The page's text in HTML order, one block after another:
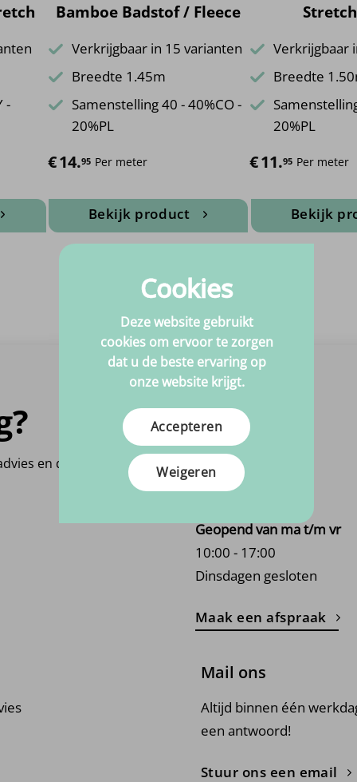
-
Bamboe Badstof / Fleece
Verkrijgbaar in 15 varianten
Breedte 1.45m
Samenstelling 40 - 40%CO -
20%PL
€14.95 Per meter
Bekijk product
Dit
heeft
meerdere
variaties.
optie
kan
gekozen
worden
op
de
Verkrijgbaar
Breedte
20%PL
€11.95 Per meter
Bekijk
en denken graag
Bezoek onze
Showroom
Meulenveldt 3
5451 HV, Mill
Geopend van ma t/m vr
10:00 - 17:00
Dinsdagen gesloten
Maak een afspraak
Mail ons
Altijd binnen één
een antwoord!
Stuur ons een email
Cookies
Deze website gebruikt
cookies om ervoor te zorgen
dat u de beste ervaring op
onze website krijgt.
Accepteren
Weigeren